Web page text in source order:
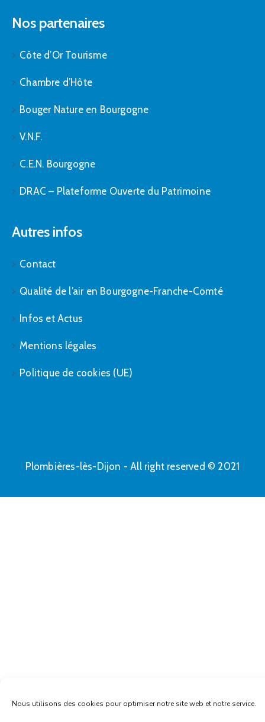
Nous utilisons des cookies pour optimiser notre site web et notre service.
Nos partenaires
Côte d’Or Tourisme
Chambre d’Hôte
Bouger Nature en Bourgogne
V.N.F.
C.E.N. Bourgogne
DRAC – Plateforme Ouverte du Patrimoine
Autres infos
Contact
Qualité de l’air en Bourgogne-Franche-Comté
Infos et Actus
Mentions légales
Politique de cookies (UE)
Plombières-lès-Dijon - All right reserved © 2021